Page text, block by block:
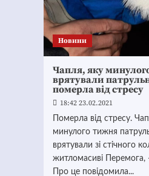
Новини
Чапля, яку
врятували
померла від стресу
18:42 23.02.2021
Померла від стресу.
минулого тижня
врятували зі стічного
житломасиві Перемога,
Про це повідомила...